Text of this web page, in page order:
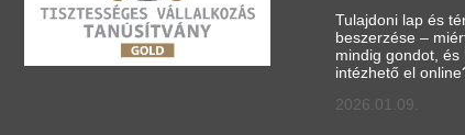
Tulajdoni lap és
beszerzése –
mindig gondot, és
intézhető el
2026.01.09.